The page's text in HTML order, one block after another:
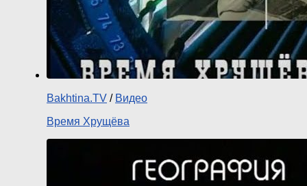
Bakhtina.TV / Видео
Время Хрущёва